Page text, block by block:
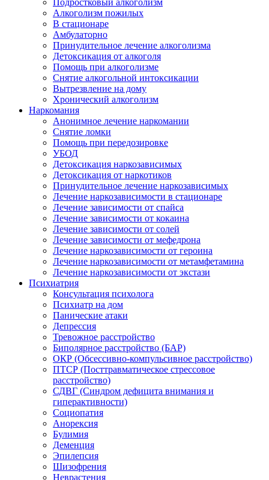
Подростковый алкоголизм
Алкоголизм пожилых
В стационаре
Амбулаторно
Принудительное лечение алкоголизма
Детоксикация от алкоголя
Помощь при алкоголизме
Снятие алкогольной интоксикации
Вытрезвление на дому
Хронический алкоголизм
Наркомания
Анонимное лечение наркомании
Снятие ломки
Помощь при передозировке
УБОД
Детоксикация наркозависимых
Детоксикация от наркотиков
Принудительное лечение наркозависимых
Лечение наркозависимости в стационаре
Лечение зависимости от спайса
Лечение зависимости от кокаина
Лечение зависимости от солей
Лечение зависимости от мефедрона
Лечение наркозависимости от героина
Лечение наркозависимости от метамфетамина
Лечение наркозависимости от экстази
Психиатрия
Консультация психолога
Психиатр на дом
Панические атаки
Депрессия
Тревожное расстройство
Биполярное расстройство (БАР)
ОКР (Обсессивно-компульсивное расстройство)
ПТСР (Посттравматическое стрессовое
расстройство)
СДВГ (Синдром дефицита внимания и
гиперактивности)
Социопатия
Анорексия
Булимия
Деменция
Эпилепсия
Шизофрения
Неврастения